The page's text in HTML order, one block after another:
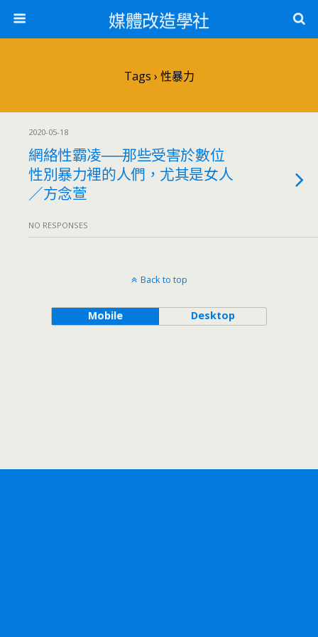
媒體改造學社
Tags › 性暴力
2020-05-18
網絡性霸凌──那些受害於數位
性別暴力裡的人們，尤其是女人
／方念萱
NO RESPONSES
Back to top
Mobile Desktop